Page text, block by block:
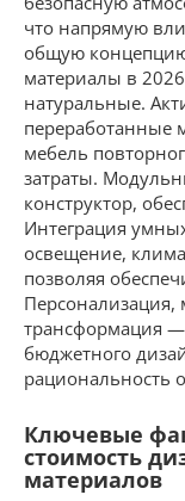
что напрямую
общую
материалы в
натуральные.
переработанные
мебель
затраты.
конструктор,
Интеграция
освещение,
позволяя
Персонализация,
трансформация
бюджетного
рациональность
Ключевые
стоимость
материалов